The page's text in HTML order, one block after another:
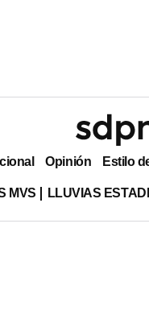
Opinión Estilo
MVS LLUVIAS